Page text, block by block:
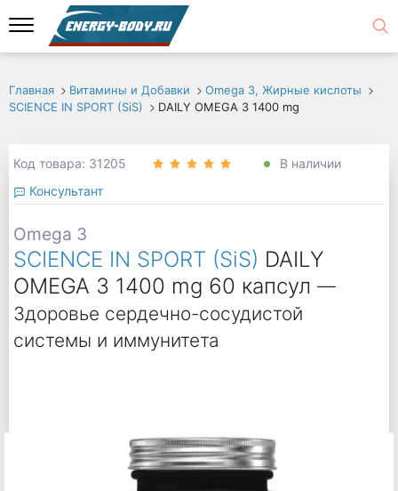
Главная Витамины и Добавки
Omega 3, Жирные кислоты
SCIENCE IN SPORT (SiS)
DAILY OMEGA 3 1400 mg
Код товара: 31205
В наличии
Консультант
Omega 3
SCIENCE IN SPORT (SiS) DAILY
OMEGA 3 1400 mg 60 капсул —
Здоровье сердечно-сосудистой
системы и иммунитета